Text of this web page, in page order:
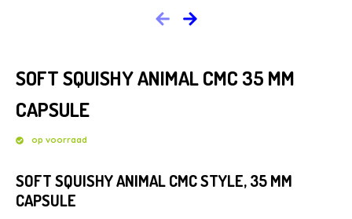
CONTACT
SOFT SQUISHY ANIMAL CMC 35 MM
CAPSULE
op voorraad
SOFT SQUISHY ANIMAL CMC STYLE, 35 MM
CAPSULE